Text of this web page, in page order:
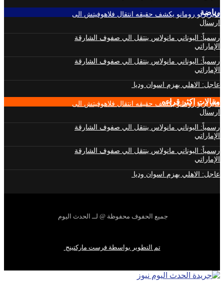
رياضة
فابريزيو رومانو يكشف حقيقه انتقال فلاهوفيتش الى
ارسنال
رسمياً: اليوناني مانولاس ينتقل الي صفوف الشارقة
الإماراتي
رسمياً: اليوناني مانولاس ينتقل الي صفوف الشارقة
الإماراتي
عاجل: الاهلي يهزم اسوان وديا
مقالات اكثر قراءه
فابريزيو رومانو يكشف حقيقه انتقال فلاهوفيتش الى
ارسنال
رسمياً: اليوناني مانولاس ينتقل الي صفوف الشارقة
الإماراتي
رسمياً: اليوناني مانولاس ينتقل الي صفوف الشارقة
الإماراتي
عاجل: الاهلي يهزم اسوان وديا
جميع الحفوف محفوظة @ لــ الحدث اليوم
تم التطوير بواسطة فرست ماركتينج